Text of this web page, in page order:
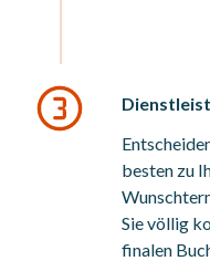
besten zu
Sie völlig
finalen